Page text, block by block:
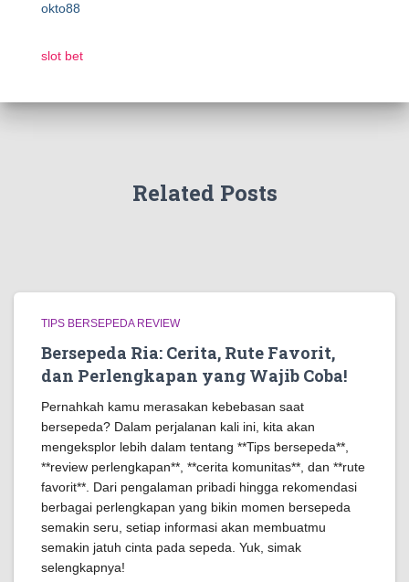
okto88
slot bet
Related Posts
TIPS BERSEPEDA REVIEW
Bersepeda Ria: Cerita, Rute Favorit,
dan Perlengkapan yang Wajib Coba!
Pernahkah kamu merasakan kebebasan saat
bersepeda? Dalam perjalanan kali ini, kita akan
mengeksplor lebih dalam tentang **Tips bersepeda**,
**review perlengkapan**, **cerita komunitas**, dan **rute
favorit**. Dari pengalaman pribadi hingga rekomendasi
berbagai perlengkapan yang bikin momen bersepeda
semakin seru, setiap informasi akan membuatmu
semakin jatuh cinta pada sepeda. Yuk, simak
selengkapnya!